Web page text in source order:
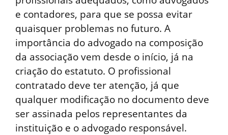
e contadores, para que se possa evitar
quaisquer problemas no futuro. A
importância do advogado na composição
da associação vem desde o início, já na
criação do estatuto. O profissional
contratado deve ter atenção, já que
qualquer modificação no documento deve
ser assinada pelos representantes da
instituição e o advogado responsável.